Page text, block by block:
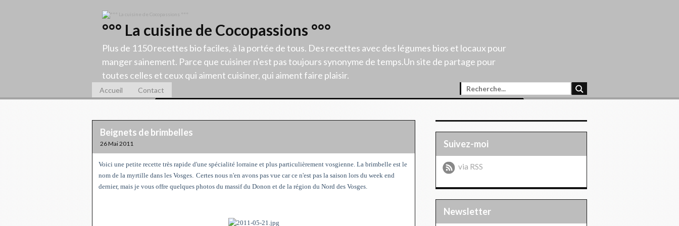
°°° La cuisine de Cocopassions °°°
Plus de 1150 recettes bio faciles, à la portée de tous. Des recettes avec des légumes bios et locaux pour
manger sainement. Parce que cuisiner n'est pas toujours synonyme de temps.Un site de partage pour
toutes celles et ceux qui aiment cuisiner, qui aiment faire plaisir.
Accueil Contact
Beignets de brimbelles
26 Mai 2011
Voici une petite recette très rapide d'une spécialité lorraine et plus particulièrement vosgienne. La brimbelle est le
nom de la myrtille dans les Vosges Certes nous n'en avons pas vue car ce n'est pas la saison lors du week end
dernier, mais je vous offre quelques photos du massif du Donon et de la région du Nord des Vosges.
Suivez-moi
via RSS
Newsletter